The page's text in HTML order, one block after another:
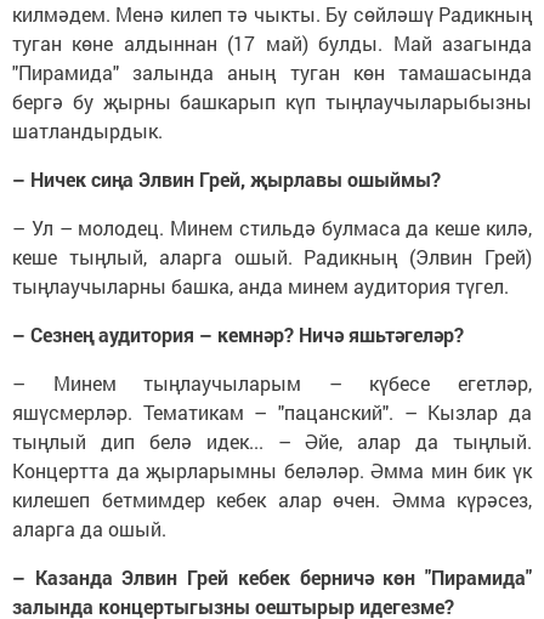
килмәдем. Менә килеп тә чыкты. Бу сөйләшү Радикның
туган көне алдыннан (17 май) булды. Май азагында
"Пирамида" залында аның туган көн тамашасында
бергә бу җырны башкарып күп тыңлаучыларыбызны
шатландырдык.
– Ничек сиңа Элвин Грей, җырлавы ошыймы?
– Ул – молодец. Минем стильдә булмаса да кеше килә,
кеше тыңлый, аларга ошый. Радикның (Элвин Грей)
тыңлаучыларны башка, анда минем аудитория түгел.
– Сезнең аудитория –​ кемнәр? Ничә яшьтәгеләр?
– Минем тыңлаучыларым – күбесе егетләр,
яшүсмерләр. Тематикам – "пацанский". – Кызлар да
тыңлый дип белә идек... – Әйе, алар да тыңлый.
Концертта да җырларымны беләләр. Әмма мин бик үк
килешеп бетмимдер кебек алар өчен. Әмма күрәсез,
аларга да ошый.
– Казанда Элвин Грей кебек берничә көн "Пирамида"
залында концертыгызны оештырыр идегезме?